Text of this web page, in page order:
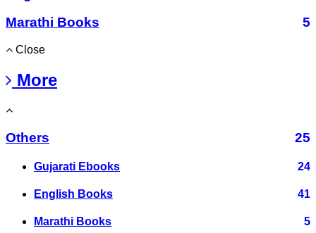
Marathi Books
5
Close
More
Others 25
Gujarati Ebooks 24
English Books 41
Marathi Books 5